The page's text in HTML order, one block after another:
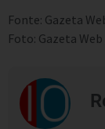
Fonte: Gazeta
Foto: Gazeta